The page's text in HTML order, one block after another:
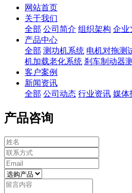
网站首页
关于我们
全部 公司简介 组织架构 企业
产品中心
全部 测功机系统 电机对拖测
机加载老化系统 刹车制动器
客户案例
新闻资讯
全部 公司动态 行业资讯 媒体
产品咨询